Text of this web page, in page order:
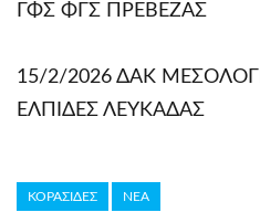
ΓΦΣ ΦΓΣ ΠΡΕΒΕΖΑΣ
15/2/2026 ΔΑΚ
ΕΛΠΙΔΕΣ ΛΕΥΚΑΔΑΣ
ΚΟΡΑΣΙΔΕΣ ΝΕΑ